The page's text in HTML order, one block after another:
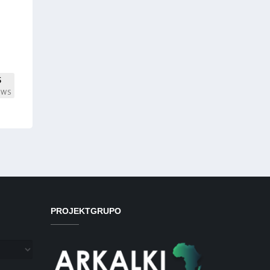
PROJEKTGRUPO